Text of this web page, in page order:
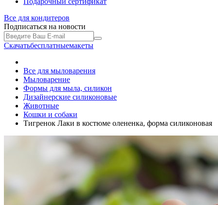
Все для кондитеров
Подписаться на новости
Скачатьбесплатныемакеты
Все для мыловарения
Мыловарение
Формы для мыла, силикон
Дизайнерские силиконовые
Животные
Кошки и собаки
Тигренок Лаки в костюме олененка, форма силиконовая